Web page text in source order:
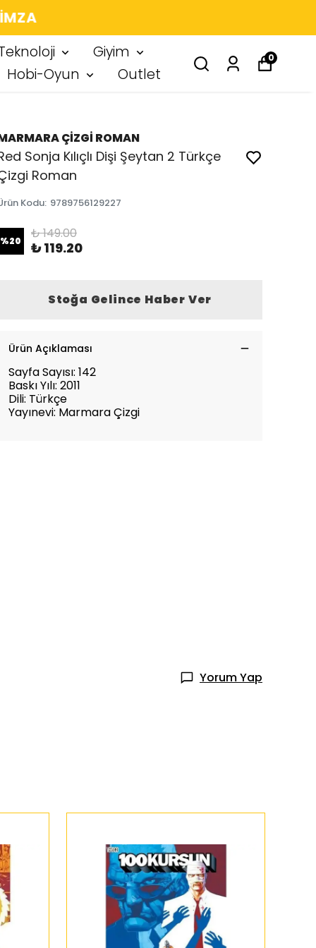
Giyim
Hobi-Oyun Outlet
0
ÇİZGİ ROMAN
Sonja Kılıçlı Dişi Şeytan 2 Türkçe
Roman
Kodu: 9789756129227
%20 ₺ 149.00
₺ 119.20
Stoğa Gelince Haber Ver
Ürün Açıklaması
Sayfa Sayısı: 142
Baskı Yılı: 2011
Dili: Türkçe
Yayınevi: Marmara Çizgi
Yorum Yap